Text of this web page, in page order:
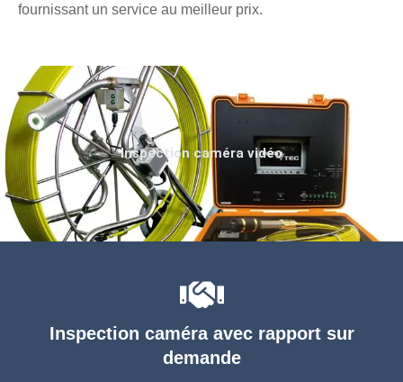
fournissant un service au meilleur prix.
Inspection caméra avec rapport sur
demande
Inspection caméra vidéo